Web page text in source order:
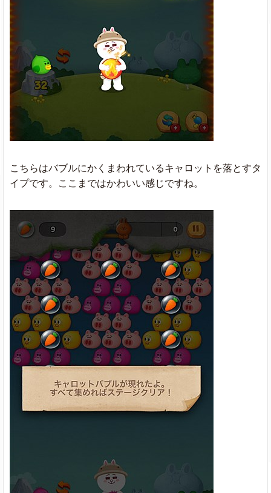
こちらはバブルにかくまわれているキャロットを落とすタ
イプです。ここまではかわいい感じですね。